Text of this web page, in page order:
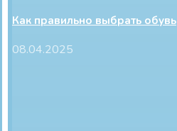
Как правильно выбрать обувь
08.04.2025